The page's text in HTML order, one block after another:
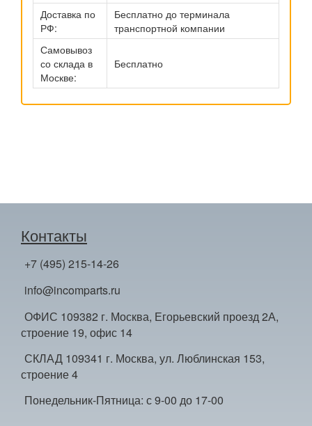
Доставка по
РФ:
Бесплатно до терминала
транспортной компании
Самовывоз
со склада в
Москве:
Бесплатно
Контакты
+7 (495) 215-14-26
info@incomparts.ru
ОФИС 109382 г. Москва, Егорьевский проезд 2А,
строение 19, офис 14
СКЛАД 109341 г. Москва, ул. Люблинская 153,
строение 4
Понедельник-Пятница: с 9-00 до 17-00